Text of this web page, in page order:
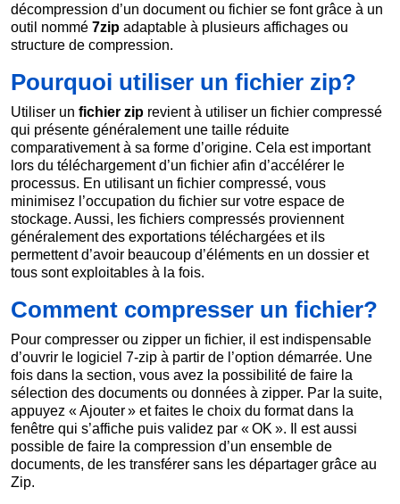
décompression d’un document ou fichier se font grâce à un
outil nommé 7zip adaptable à plusieurs affichages ou
structure de compression.
Pourquoi utiliser un fichier zip?
Utiliser un fichier zip revient à utiliser un fichier compressé
qui présente généralement une taille réduite
comparativement à sa forme d’origine. Cela est important
lors du téléchargement d’un fichier afin d’accélérer le
processus. En utilisant un fichier compressé, vous
minimisez l’occupation du fichier sur votre espace de
stockage. Aussi, les fichiers compressés proviennent
généralement des exportations téléchargées et ils
permettent d’avoir beaucoup d’éléments en un dossier et
tous sont exploitables à la fois.
Comment compresser un fichier?
Pour compresser ou zipper un fichier, il est indispensable
d’ouvrir le logiciel 7-zip à partir de l’option démarrée. Une
fois dans la section, vous avez la possibilité de faire la
sélection des documents ou données à zipper. Par la suite,
appuyez « Ajouter » et faites le choix du format dans la
fenêtre qui s’affiche puis validez par « OK ». Il est aussi
possible de faire la compression d’un ensemble de
documents, de les transférer sans les départager grâce au
Zip.